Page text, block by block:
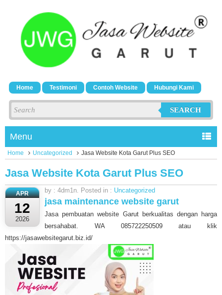
Home Testimoni Contoh Website Hubungi Kami
SEARCH
Menu
Home Uncategorized Jasa Website Kota Garut Plus SEO
Jasa Website Kota Garut Plus SEO
APR
12
2026
by : 4dm1n. Posted in : Uncategorized
jasa maintenance website garut
Jasa pembuatan website Garut berkualitas dengan harga
bersahabat. WA 085722250509 atau klik
https://jasawebsitegarut.biz.id/